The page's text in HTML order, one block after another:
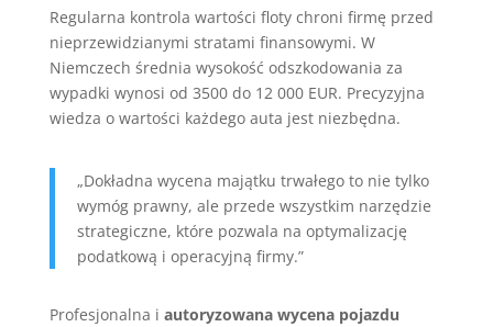
Regularna kontrola wartości floty chroni firmę przed
nieprzewidzianymi stratami finansowymi. W
Niemczech średnia wysokość odszkodowania za
wypadki wynosi od 3500 do 12 000 EUR. Precyzyjna
wiedza o wartości każdego auta jest niezbędna.
„Dokładna wycena majątku trwałego to nie tylko
wymóg prawny, ale przede wszystkim narzędzie
strategiczne, które pozwala na optymalizację
podatkową i operacyjną firmy.”
Profesjonalna i autoryzowana wycena pojazdu